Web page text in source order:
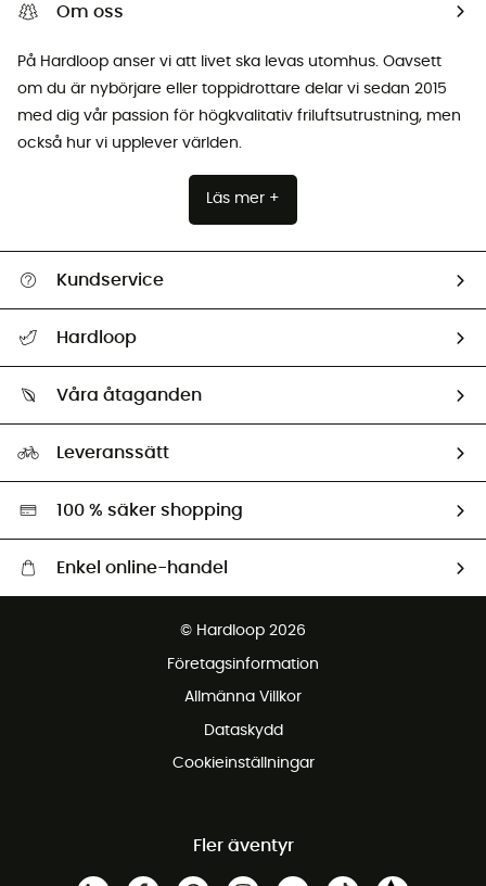
Om oss
På Hardloop anser vi att livet ska levas utomhus. Oavsett
om du är nybörjare eller toppidrottare delar vi sedan 2015
med dig vår passion för högkvalitativ friluftsutrustning, men
också hur vi upplever världen.
Läs mer +
Kundservice
Retur & återbetalning
Hardloop
Ambassadörer
Våra åtaganden
Miljöanpassat urval
Leveranssätt
100 % säker shopping
Enkel online-handel
Gratis retur inom 100 dagar
© Hardloop 2026
Företagsinformation
Allmänna Villkor
Dataskydd
Cookieinställningar
Fler äventyr